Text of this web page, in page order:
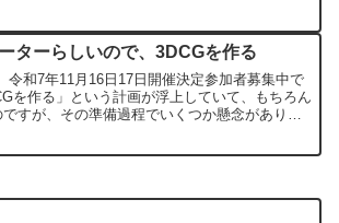
ターらしいので、3DCGを作る
和7年11月16日17日開催決定参加者募集中で
を作る」という計画が浮上していて、もちろん
すが、その準備過程でいくつか懸念がありま